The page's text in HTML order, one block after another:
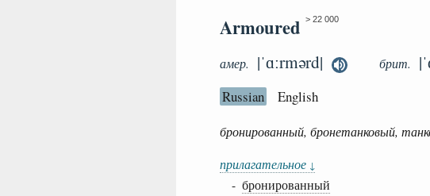
Armoured > 22 000
амер. |ˈɑːrmərd| брит.
Russian English
бронированный, бронетанковый,
прилагательное ↓
- бронированный